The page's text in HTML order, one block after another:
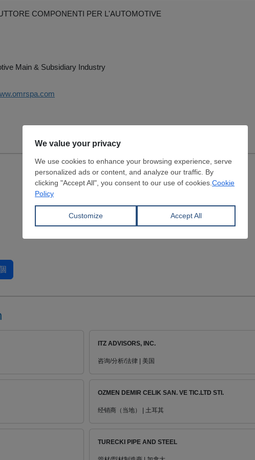
COMPONENTI PER L'AUTOMOTIVE
Main & Subsidiary Industry
ITZ ADVISORS, INC.
咨询/分析/法律 | 美国
OZMEN DEMIR CELIK SAN. VE TIC.LTD STI.
经销商（当地） | 土耳其
TURECKI PIPE AND STEEL